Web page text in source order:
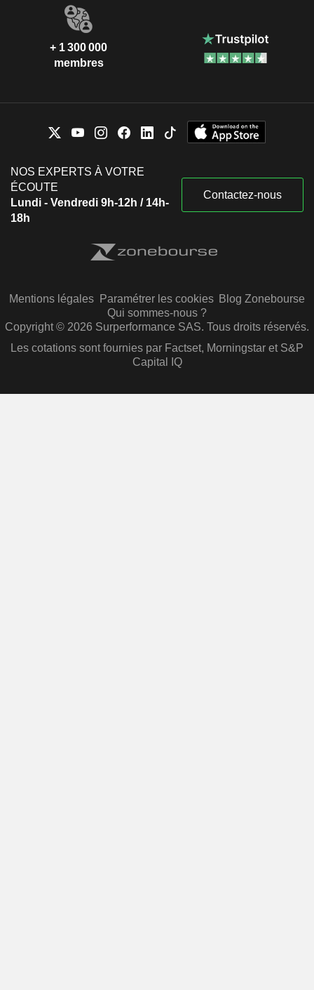
+ 1 300 000
membres
NOS EXPERTS À VOTRE
ÉCOUTE
Lundi - Vendredi 9h-12h / 14h-
18h
Contactez-nous
Mentions légales Paramétrer les cookies Blog Zonebourse
Qui sommes-nous ?
Copyright © 2026 Surperformance SAS. Tous droits réservés.
Les cotations sont fournies par Factset, Morningstar et S&P
Capital IQ